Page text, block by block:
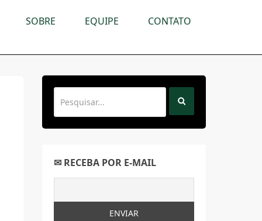
SOBRE EQUIPE CONTATO
✉ RECEBA POR E-MAIL